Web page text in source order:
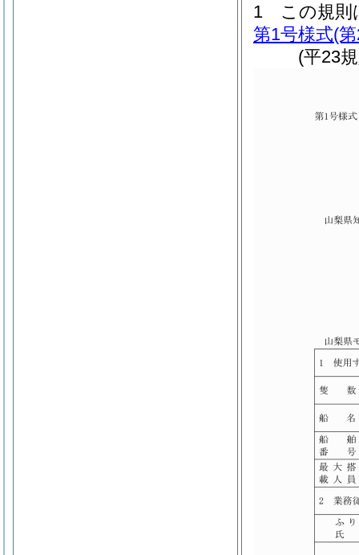
1
この規則
第1号様式(
(平23